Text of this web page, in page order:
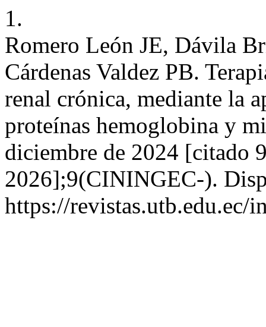
1.
Romero León JE, Dávila
Cárdenas Valdez PB.
renal crónica, mediante la
proteínas hemoglobina y
diciembre de 2024 [citado
2026];9(CININGEC-).
https://revistas.utb.edu.ec/